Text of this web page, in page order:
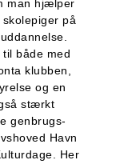
man hjælper
på
både med
klubben,
og en
stærkt
genbrugs-
Havn
Her